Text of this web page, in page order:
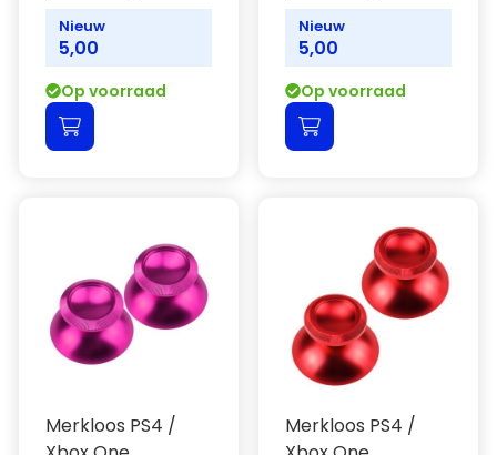
Nieuw
5,00
Op voorraad
Nieuw
5,00
Op voorraad
Merkloos PS4 /
Merkloos PS4 /